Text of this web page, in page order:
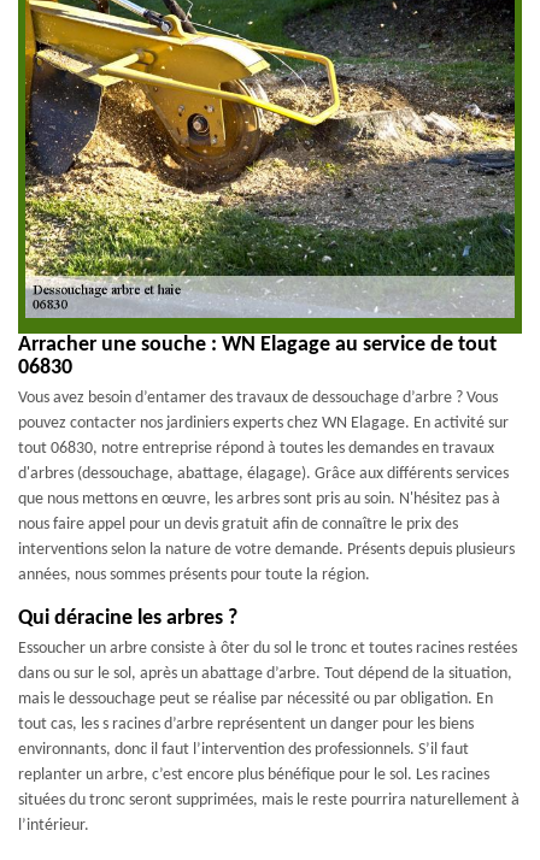
Arracher une souche : WN Elagage au service de tout
06830
Vous avez besoin d’entamer des travaux de dessouchage d’arbre ? Vous
pouvez contacter nos jardiniers experts chez WN Elagage. En activité sur
tout 06830, notre entreprise répond à toutes les demandes en travaux
d'arbres (dessouchage, abattage, élagage). Grâce aux différents services
que nous mettons en œuvre, les arbres sont pris au soin. N'hésitez pas à
nous faire appel pour un devis gratuit afin de connaître le prix des
interventions selon la nature de votre demande. Présents depuis plusieurs
années, nous sommes présents pour toute la région.
Qui déracine les arbres ?
Essoucher un arbre consiste à ôter du sol le tronc et toutes racines restées
dans ou sur le sol, après un abattage d’arbre. Tout dépend de la situation,
mais le dessouchage peut se réalise par nécessité ou par obligation. En
tout cas, les s racines d’arbre représentent un danger pour les biens
environnants, donc il faut l’intervention des professionnels. S’il faut
replanter un arbre, c’est encore plus bénéfique pour le sol. Les racines
situées du tronc seront supprimées, mais le reste pourrira naturellement à
l’intérieur.